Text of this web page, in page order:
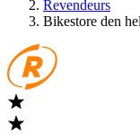
Revendeurs
Bikestore den